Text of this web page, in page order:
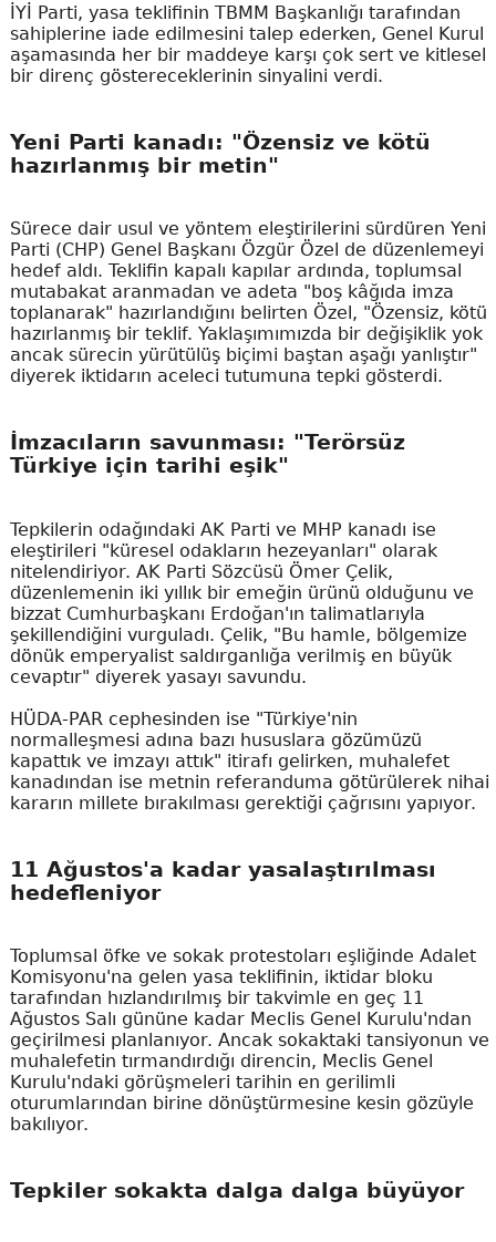
İYİ Parti, yasa teklifinin TBMM Başkanlığı tarafından
sahiplerine iade edilmesini talep ederken, Genel Kurul
aşamasında her bir maddeye karşı çok sert ve kitlesel
bir direnç göstereceklerinin sinyalini verdi.
Yeni Parti kanadı: "Özensiz ve kötü
hazırlanmış bir metin"
Sürece dair usul ve yöntem eleştirilerini sürdüren Yeni
Parti (CHP) Genel Başkanı Özgür Özel de düzenlemeyi
hedef aldı. Teklifin kapalı kapılar ardında, toplumsal
mutabakat aranmadan ve adeta "boş kâğıda imza
toplanarak" hazırlandığını belirten Özel, "Özensiz, kötü
hazırlanmış bir teklif. Yaklaşımımızda bir değişiklik yok
ancak sürecin yürütülüş biçimi baştan aşağı yanlıştır"
diyerek iktidarın aceleci tutumuna tepki gösterdi.
İmzacıların savunması: "Terörsüz
Türkiye için tarihi eşik"
Tepkilerin odağındaki AK Parti ve MHP kanadı ise
eleştirileri "küresel odakların hezeyanları" olarak
nitelendiriyor. AK Parti Sözcüsü Ömer Çelik,
düzenlemenin iki yıllık bir emeğin ürünü olduğunu ve
bizzat Cumhurbaşkanı Erdoğan'ın talimatlarıyla
şekillendiğini vurguladı. Çelik, "Bu hamle, bölgemize
dönük emperyalist saldırganlığa verilmiş en büyük
cevaptır" diyerek yasayı savundu.
HÜDA-PAR cephesinden ise "Türkiye'nin
normalleşmesi adına bazı hususlara gözümüzü
kapattık ve imzayı attık" itirafı gelirken, muhalefet
kanadından ise metnin referanduma götürülerek nihai
kararın millete bırakılması gerektiği çağrısını yapıyor.
11 Ağustos'a kadar yasalaştırılması
hedefleniyor
Toplumsal öfke ve sokak protestoları eşliğinde Adalet
Komisyonu'na gelen yasa teklifinin, iktidar bloku
tarafından hızlandırılmış bir takvimle en geç 11
Ağustos Salı gününe kadar Meclis Genel Kurulu'ndan
geçirilmesi planlanıyor. Ancak sokaktaki tansiyonun ve
muhalefetin tırmandırdığı direncin, Meclis Genel
Kurulu'ndaki görüşmeleri tarihin en gerilimli
oturumlarından birine dönüştürmesine kesin gözüyle
bakılıyor.
Tepkiler sokakta dalga dalga büyüyor